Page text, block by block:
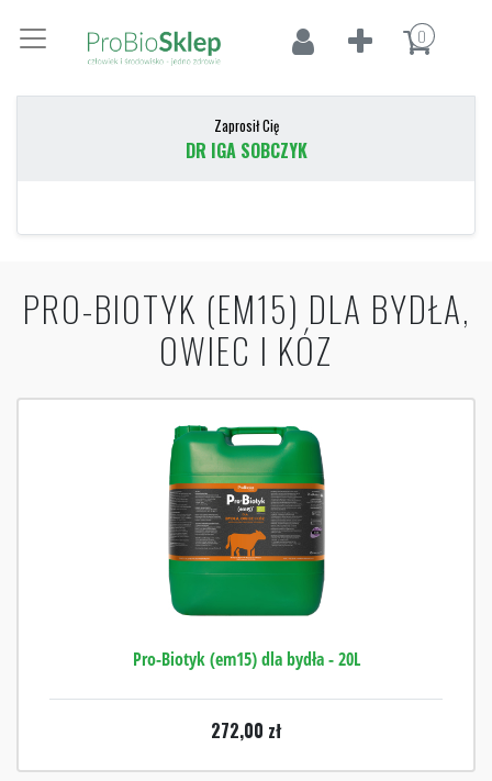
0
Zaprosił Cię
DR IGA SOBCZYK
PRO-BIOTYK (EM15) DLA BYDŁA,
OWIEC I KÓZ
Pro-Biotyk (em15) dla bydła - 20L
272,00 zł